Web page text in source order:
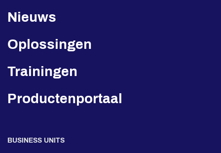
Nieuws
Oplossingen
Trainingen
Productenportaal
BUSINESS UNITS